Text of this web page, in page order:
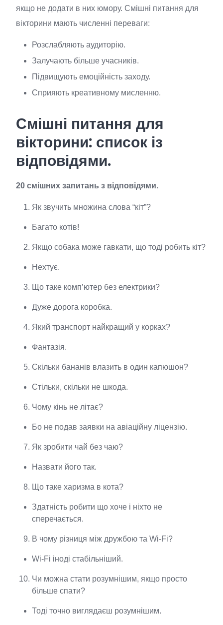
якщо не додати в них юмору. Смішні питання для
вікторини мають численні переваги:
Розслабляють аудиторію.
Залучають більше учасників.
Підвищують емоційність заходу.
Сприяють креативному мисленню.
Смішні питання для
вікторини: список із
відповідями.
20 смішних запитань з відповідями.
Як звучить множина слова “кіт”?
Багато котів!
Якщо собака може гавкати, що тоді робить кіт?
Нехтує.
Що таке комп’ютер без електрики?
Дуже дорога коробка.
Який транспорт найкращий у корках?
Фантазія.
Скільки бананів влазить в один капюшон?
Стільки, скільки не шкода.
Чому кінь не літає?
Бо не подав заявки на авіаційну ліцензію.
Як зробити чай без чаю?
Назвати його так.
Що таке харизма в кота?
Здатність робити що хоче і ніхто не
сперечається.
В чому різниця між дружбою та Wi-Fi?
Wi-Fi іноді стабільніший.
Чи можна стати розумнішим, якщо просто
більше спати?
Тоді точно виглядаєш розумнішим.